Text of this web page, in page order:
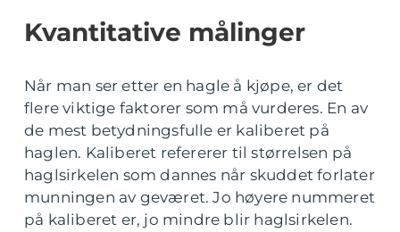
Kvantitative målinger
Når man ser etter en hagle å kjøpe, er det
flere viktige faktorer som må vurderes. En av
de mest betydningsfulle er kaliberet på
haglen. Kaliberet refererer til størrelsen på
haglsirkelen som dannes når skuddet forlater
munningen av geværet. Jo høyere nummeret
på kaliberet er, jo mindre blir haglsirkelen.